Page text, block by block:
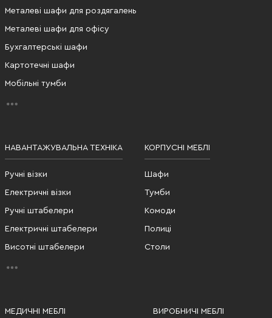
Металеві шафи для роздягалень
Металеві шафи для офісу
Бухгалтерські шафи
Картотечні шафи
Мобільні тумби
НАВАНТАЖУВАЛЬНА ТЕХНІКА
Ручні візки
Електричні візки
Ручні штабелери
Електричні штабелери
Висотні штабелери
КОРПУСНІ МЕБЛІ
Шафи
Тумби
Комоди
Полиці
Столи
МЕДИЧНІ МЕБЛІ ВИРОБНИЧІ МЕБЛІ